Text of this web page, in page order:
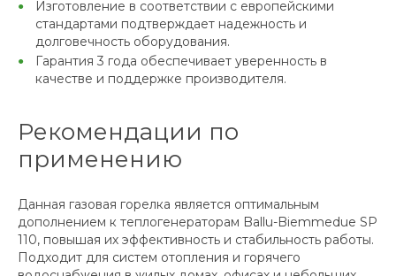
Изготовление в соответствии с европейскими
стандартами подтверждает надежность и
долговечность оборудования.
Гарантия 3 года обеспечивает уверенность в
качестве и поддержке производителя.
Рекомендации по
применению
Данная газовая горелка является оптимальным
дополнением к теплогенераторам Ballu-Biemmedue SP
110, повышая их эффективность и стабильность работы.
Подходит для систем отопления и горячего